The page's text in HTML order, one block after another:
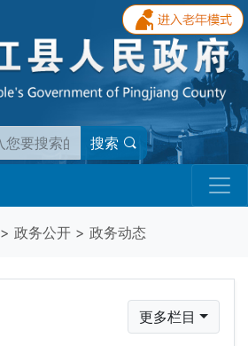
搜索
> 政务公开 > 政务动态
更多栏目